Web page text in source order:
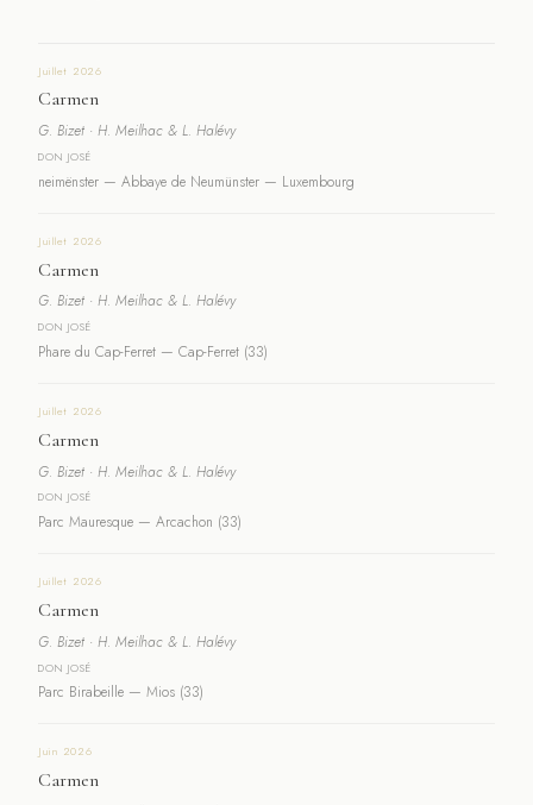
Juillet 2026
Carmen
G. Bizet · H. Meilhac & L. Halévy
DON JOSÉ
neimënster — Abbaye de Neumünster — Luxembourg
Juillet 2026
Carmen
G. Bizet · H. Meilhac & L. Halévy
DON JOSÉ
Phare du Cap-Ferret — Cap-Ferret (33)
Juillet 2026
Carmen
G. Bizet · H. Meilhac & L. Halévy
DON JOSÉ
Parc Mauresque — Arcachon (33)
Juillet 2026
Carmen
G. Bizet · H. Meilhac & L. Halévy
DON JOSÉ
Parc Birabeille — Mios (33)
Juin 2026
Carmen